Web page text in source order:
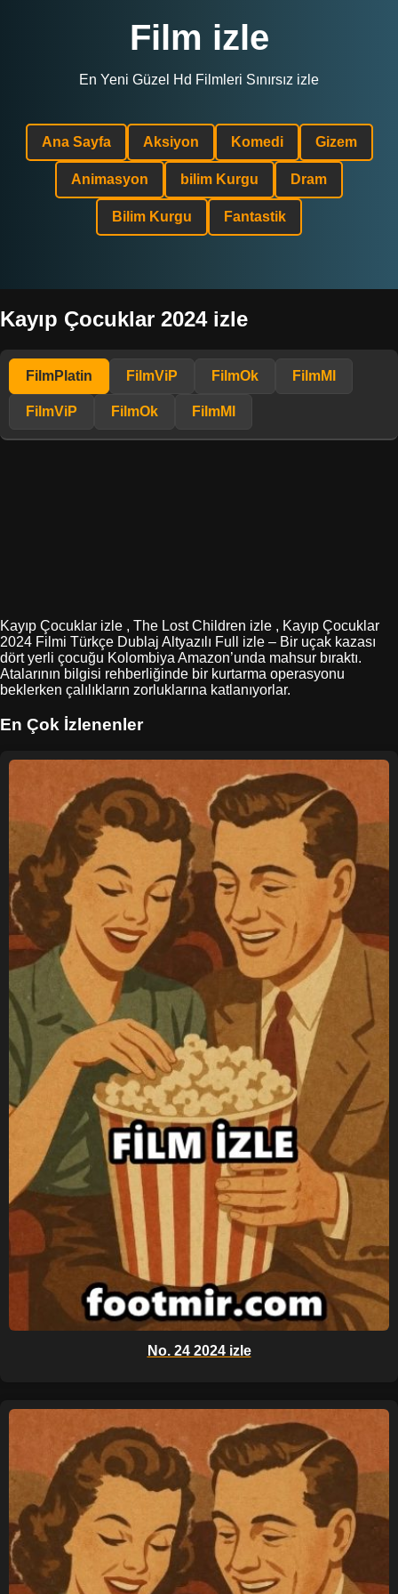
Film izle
En Yeni Güzel Hd Filmleri Sınırsız izle
Ana Sayfa Aksiyon Komedi Gizem
Animasyon bilim Kurgu Dram
Bilim Kurgu Fantastik
Kayıp Çocuklar 2024 izle
FilmPlatin FilmViP FilmOk FilmMl
FilmViP FilmOk FilmMl
Kayıp Çocuklar izle , The Lost Children izle , Kayıp Çocuklar
2024 Filmi Türkçe Dublaj Altyazılı Full izle – Bir uçak kazası
dört yerli çocuğu Kolombiya Amazon’unda mahsur bıraktı.
Atalarının bilgisi rehberliğinde bir kurtarma operasyonu
beklerken çalılıkların zorluklarına katlanıyorlar.
En Çok İzlenenler
No. 24 2024 izle